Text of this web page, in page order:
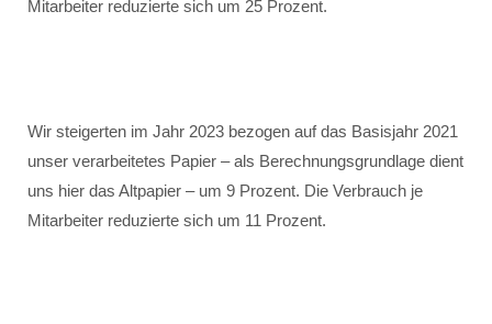
Mitarbeiter reduzierte sich um 25 Prozent.
Wir steigerten im Jahr 2023 bezogen auf das Basisjahr 2021
unser verarbeitetes Papier – als Berechnungsgrundlage dient
uns hier das Altpapier – um 9 Prozent. Die Verbrauch je
Mitarbeiter reduzierte sich um 11 Prozent.